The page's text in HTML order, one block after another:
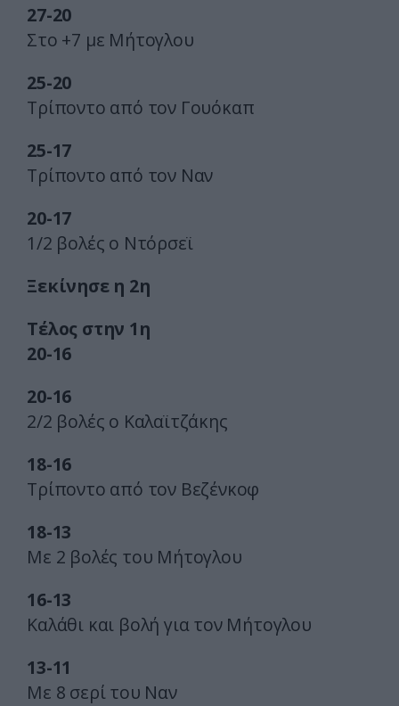
27-20
Στο +7 με Μήτογλου
25-20
Τρίποντο από τον Γουόκαπ
25-17
Τρίποντο από τον Ναν
20-17
1/2 βολές ο Ντόρσεϊ
Ξεκίνησε η 2η
Τέλος στην 1η
20-16
20-16
2/2 βολές ο Καλαϊτζάκης
18-16
Τρίποντο από τον Βεζένκοφ
18-13
Με 2 βολές του Μήτογλου
16-13
Καλάθι και βολή για τον Μήτογλου
13-11
Με 8 σερί του Ναν